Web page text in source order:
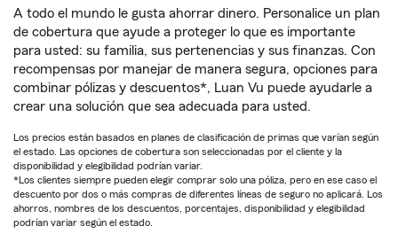
A todo el mundo le gusta ahorrar dinero. Personalice un plan
de cobertura que ayude a proteger lo que es importante
para usted: su familia, sus pertenencias y sus finanzas. Con
recompensas por manejar de manera segura, opciones para
combinar pólizas y descuentos*, Luan Vu puede ayudarle a
crear una solución que sea adecuada para usted.
Los precios están basados en planes de clasificación de primas que varían según
el estado. Las opciones de cobertura son seleccionadas por el cliente y la
disponibilidad y elegibilidad podrían variar.
*Los clientes siempre pueden elegir comprar solo una póliza, pero en ese caso el
descuento por dos o más compras de diferentes líneas de seguro no aplicará. Los
ahorros, nombres de los descuentos, porcentajes, disponibilidad y elegibilidad
podrían variar según el estado.